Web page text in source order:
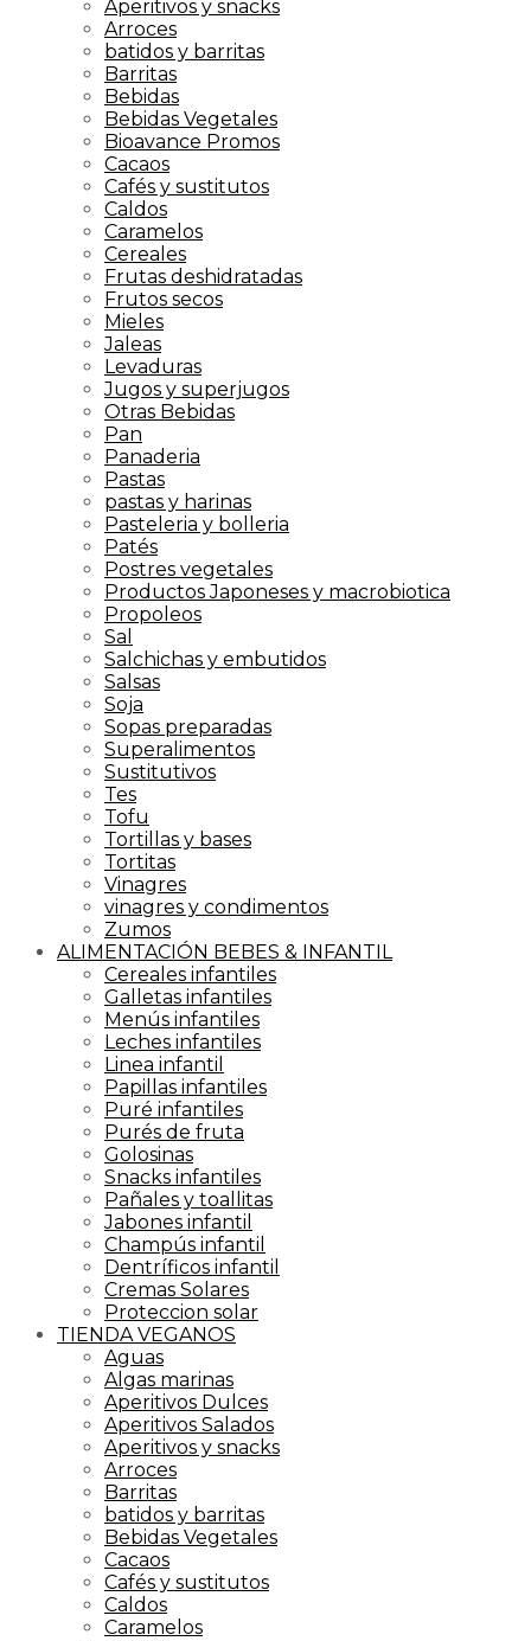
Aperitivos y snacks
Arroces
batidos y barritas
Barritas
Bebidas
Bebidas Vegetales
Bioavance Promos
Cacaos
Cafés y sustitutos
Caldos
Caramelos
Cereales
Frutas deshidratadas
Frutos secos
Mieles
Jaleas
Levaduras
Jugos y superjugos
Otras Bebidas
Pan
Panaderia
Pastas
pastas y harinas
Pasteleria y bolleria
Patés
Postres vegetales
Productos Japoneses y macrobiotica
Propoleos
Sal
Salchichas y embutidos
Salsas
Soja
Sopas preparadas
Superalimentos
Sustitutivos
Tes
Tofu
Tortillas y bases
Tortitas
Vinagres
vinagres y condimentos
Zumos
ALIMENTACIÓN BEBES & INFANTIL
Cereales infantiles
Galletas infantiles
Menús infantiles
Leches infantiles
Linea infantil
Papillas infantiles
Puré infantiles
Purés de fruta
Golosinas
Snacks infantiles
Pañales y toallitas
Jabones infantil
Champús infantil
Dentríficos infantil
Cremas Solares
Proteccion solar
TIENDA VEGANOS
Aguas
Algas marinas
Aperitivos Dulces
Aperitivos Salados
Aperitivos y snacks
Arroces
Barritas
batidos y barritas
Bebidas Vegetales
Cacaos
Cafés y sustitutos
Caldos
Caramelos